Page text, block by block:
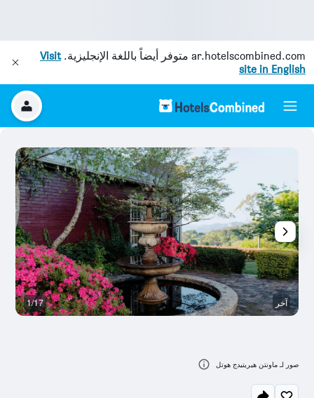
ar.hotelscombined.com متوفر أيضاً باللغة الإنجليزية.Visit
site in English
آخر 1/17
صور لـ ماونتن هيريتيدج هوتل